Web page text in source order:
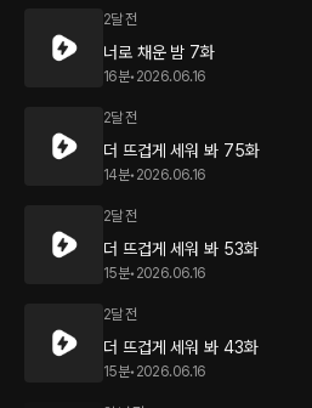
2달 전
너로 채운 밤 7화
16분• 2026.06.16
2달 전
더 뜨겁게 세워 봐 75화
14분• 2026.06.16
2달 전
더 뜨겁게 세워 봐 53화
15분• 2026.06.16
2달 전
더 뜨겁게 세워 봐 43화
15분• 2026.06.16